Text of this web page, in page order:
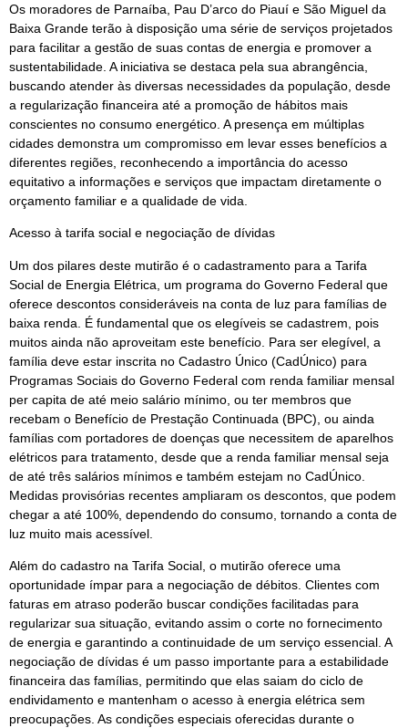
Os moradores de Parnaíba, Pau D’arco do Piauí e São Miguel da
Baixa Grande terão à disposição uma série de serviços projetados
para facilitar a gestão de suas contas de energia e promover a
sustentabilidade. A iniciativa se destaca pela sua abrangência,
buscando atender às diversas necessidades da população, desde
a regularização financeira até a promoção de hábitos mais
conscientes no consumo energético. A presença em múltiplas
cidades demonstra um compromisso em levar esses benefícios a
diferentes regiões, reconhecendo a importância do acesso
equitativo a informações e serviços que impactam diretamente o
orçamento familiar e a qualidade de vida.
Acesso à tarifa social e negociação de dívidas
Um dos pilares deste mutirão é o cadastramento para a Tarifa
Social de Energia Elétrica, um programa do Governo Federal que
oferece descontos consideráveis na conta de luz para famílias de
baixa renda. É fundamental que os elegíveis se cadastrem, pois
muitos ainda não aproveitam este benefício. Para ser elegível, a
família deve estar inscrita no Cadastro Único (CadÚnico) para
Programas Sociais do Governo Federal com renda familiar mensal
per capita de até meio salário mínimo, ou ter membros que
recebam o Benefício de Prestação Continuada (BPC), ou ainda
famílias com portadores de doenças que necessitem de aparelhos
elétricos para tratamento, desde que a renda familiar mensal seja
de até três salários mínimos e também estejam no CadÚnico.
Medidas provisórias recentes ampliaram os descontos, que podem
chegar a até 100%, dependendo do consumo, tornando a conta de
luz muito mais acessível.
Além do cadastro na Tarifa Social, o mutirão oferece uma
oportunidade ímpar para a negociação de débitos. Clientes com
faturas em atraso poderão buscar condições facilitadas para
regularizar sua situação, evitando assim o corte no fornecimento
de energia e garantindo a continuidade de um serviço essencial. A
negociação de dívidas é um passo importante para a estabilidade
financeira das famílias, permitindo que elas saiam do ciclo de
endividamento e mantenham o acesso à energia elétrica sem
preocupações. As condições especiais oferecidas durante o